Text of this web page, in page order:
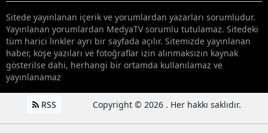
Sitede yayınlanan içerik ve yorumlardan yazarları sorumludur.
Yayınlanan yorumlardan MedyaTV sorumlu tutulamaz. Sitedeki
tüm harici linkler ayrı bir sayfada açılır. Sitemizde yayınlanan
haber, köşe yazıları ve fotoğraflar izin alınmaksızın kaynak
gösterilse dahi, herhangi bir ortamda kullanılamaz ve
yayınlanamaz
RSS Copyright © 2026 . Her hakkı saklıdır.